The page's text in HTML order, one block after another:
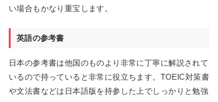
い場合もかなり重宝します。
英語の参考書
日本の参考書は他国のものより非常に丁寧に解説されて
いるので持っていると非常に役立ちます。TOEIC対策書
や文法書などは日本語版を持参した上でしっかりと勉強